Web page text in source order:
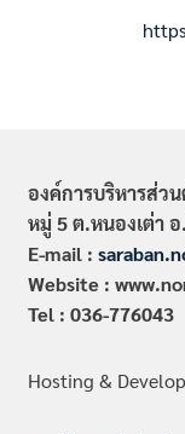
องค์การบริหารส่ว
หมู่ 5 ต.หนองเต่า
E-mail :
Website :
Tel : 036-776043
Hosting &